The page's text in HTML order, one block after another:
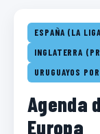
ESPAÑA (LA
INGLATERRA
URUGUAYOS
Agenda
Europa